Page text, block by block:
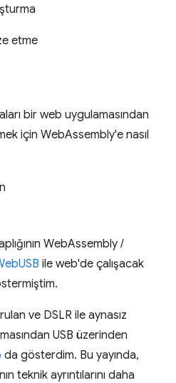
etme
bir web uygulamasından
için WebAssembly'e nasıl
WebAssembly /
ile web'de çalışacak
ve DSLR ile aynasız
USB üzerinden
da gösterdim. Bu yayında,
teknik ayrıntılarını daha